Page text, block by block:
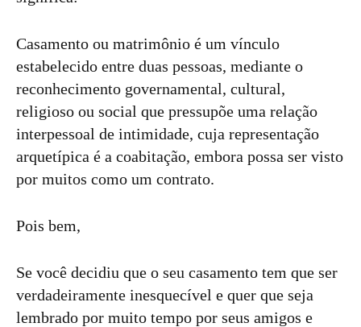
Casamento ou matrimônio é um vínculo
estabelecido entre duas pessoas, mediante o
reconhecimento governamental, cultural,
religioso ou social que pressupõe uma relação
interpessoal de intimidade, cuja representação
arquetípica é a coabitação, embora possa ser visto
por muitos como um contrato.
Pois bem,
Se você decidiu que o seu casamento tem que ser
verdadeiramente inesquecível e quer que seja
lembrado por muito tempo por seus amigos e